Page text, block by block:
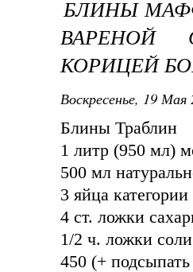
БЛИНЫ
ВАРЕНОЙ
КОРИЦЕЙ
Воскресенье, 19
Блины Траблин
1 литр (950 мл)
500 мл
3 яйца
4 ст. ложки
1/2 ч. ложки соли
450 (+